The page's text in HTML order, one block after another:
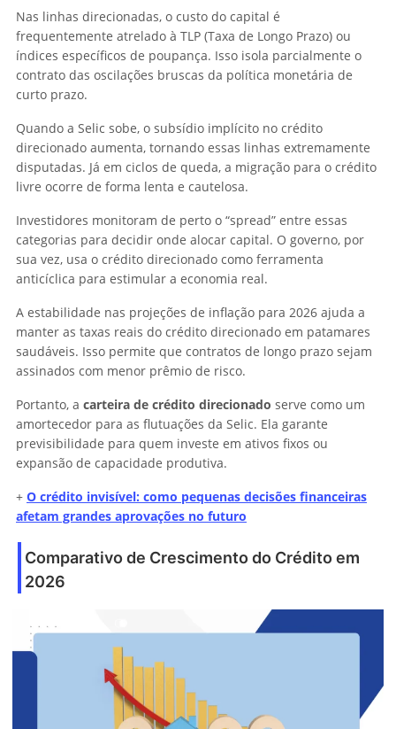
Nas linhas direcionadas, o custo do capital é
frequentemente atrelado à TLP (Taxa de Longo Prazo) ou
índices específicos de poupança. Isso isola parcialmente o
contrato das oscilações bruscas da política monetária de
curto prazo.
Quando a Selic sobe, o subsídio implícito no crédito
direcionado aumenta, tornando essas linhas extremamente
disputadas. Já em ciclos de queda, a migração para o crédito
livre ocorre de forma lenta e cautelosa.
Investidores monitoram de perto o “spread” entre essas
categorias para decidir onde alocar capital. O governo, por
sua vez, usa o crédito direcionado como ferramenta
anticíclica para estimular a economia real.
A estabilidade nas projeções de inflação para 2026 ajuda a
manter as taxas reais do crédito direcionado em patamares
saudáveis. Isso permite que contratos de longo prazo sejam
assinados com menor prêmio de risco.
Portanto, a carteira de crédito direcionado serve como um
amortecedor para as flutuações da Selic. Ela garante
previsibilidade para quem investe em ativos fixos ou
expansão de capacidade produtiva.
+ O crédito invisível: como pequenas decisões financeiras
afetam grandes aprovações no futuro
Comparativo de Crescimento do Crédito em
2026